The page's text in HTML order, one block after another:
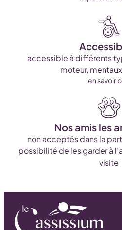
accessible à différents
moteur,
en savoir
Nos amis les
non acceptés dans la
possibilité de les garder à
visite